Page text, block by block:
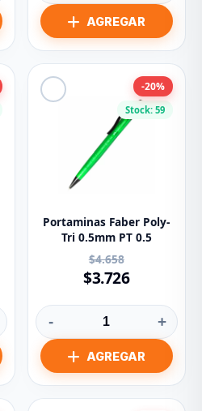
Stock: 59
-20%
Portaminas Faber Poly-
Tri 0.5mm PT 0.5
$4.658
$3.726
- +